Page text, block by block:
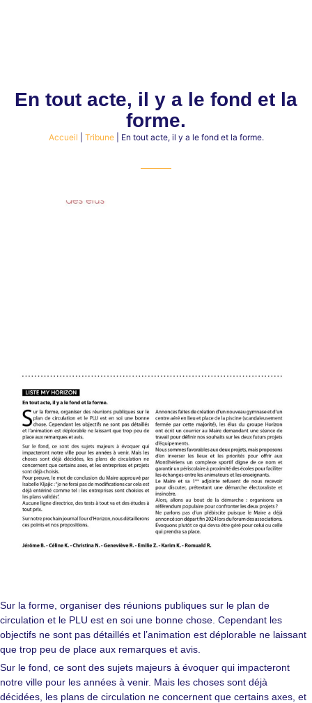
En tout acte, il y a le fond et la
forme.
Accueil Tribune| En tout acte, il y a le fond et la forme.
Sur la forme, organiser des réunions publiques sur le plan de
circulation et le PLU est en soi une bonne chose. Cependant les
objectifs ne sont pas détaillés et l’animation est déplorable ne laissant
que trop peu de place aux remarques et avis.
Sur le fond, ce sont des sujets majeurs à évoquer qui impacteront
notre ville pour les années à venir. Mais les choses sont déjà
décidées, les plans de circulation ne concernent que certains axes, et